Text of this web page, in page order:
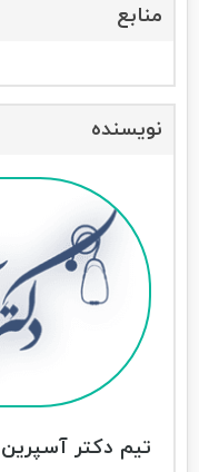
منابع
نویسنده
تیم دکتر آسپرین